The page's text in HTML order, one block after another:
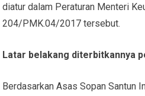
diatur dalam Peraturan Menteri
204/PMK.04/2017 tersebut.
Latar belakang diterbitkannya
Berdasarkan Asas Sopan Santun